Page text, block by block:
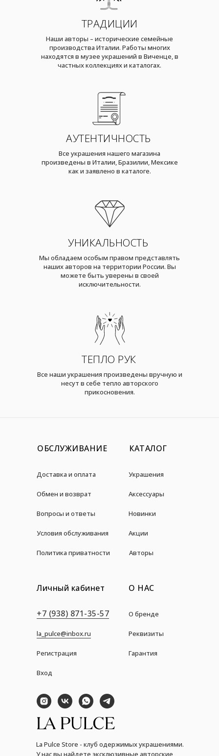
ТРАДИЦИИ
Наши авторы – исторические семейные
производства Италии. Работы многих
находятся в музее украшений в Виченце, в
частных коллекциях и каталогах.
АУТЕНТИЧНОСТЬ
Все украшения нашего магазина
произведены в Италии, Бразилии, Мексике
как и заявлено в каталоге.
УНИКАЛЬНОСТЬ
Мы обладаем особым правом представлять
наших авторов на территории России. Вы
можете быть уверены в своей
исключительности.
ТЕПЛО РУК
Все наши украшения произведены вручную и
несут в себе тепло авторского
прикосновения.
ОБСЛУЖИВАНИЕ
Доставка и оплата
Обмен и возврат
Вопросы и ответы
КАТАЛОГ
Украшения
Аксессуары
Новинки
Акции
Условия обслуживания
Политика приватности
О НАС
О бренде
Авторы
Личный кабинет
Вход
+7 (938) 871-35-57
la_pulce@inbox.ru
La Pulce Store - клуб одержимых украшениями.
У нас вы найдете эксклюзивные авторские
Реквизиты
Гарантия
Регистрация